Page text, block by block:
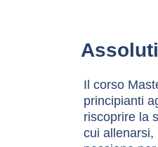
Il corso
principianti
riscoprire la
cui allenarsi,